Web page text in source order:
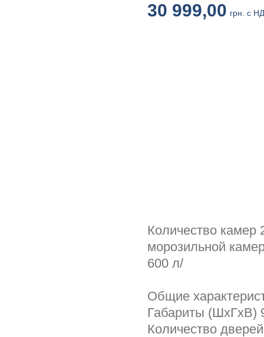
30 999,00 грн. с
Количество камер
морозильной
600 л/
Общие
Габариты (ШxГxВ)
Количество